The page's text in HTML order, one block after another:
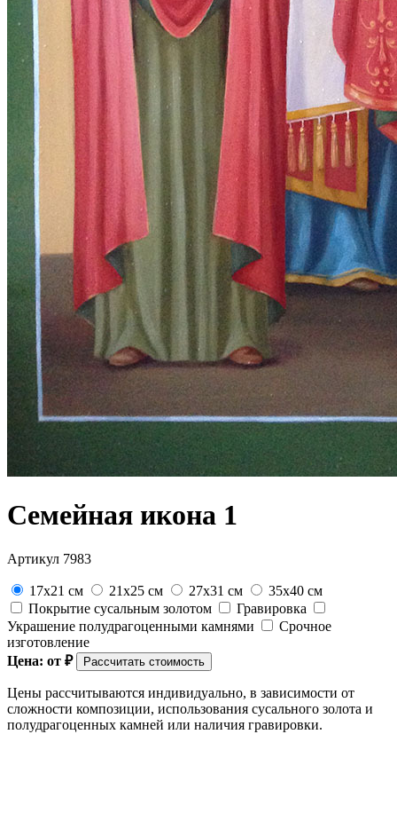
Семейная икона 1
Артикул 7983
17x21 см 21x25 см 27x31 см
35x40 см
Покрытие сусальным золотом
Гравировка
Украшение полудрагоценными камнями
Срочное
изготовление
Цена: от ₽ Рассчитать стоимость
Цены рассчитываются индивидуально, в зависимости от
сложности композиции, использования сусального золота и
полудрагоценных камней или наличия гравировки.